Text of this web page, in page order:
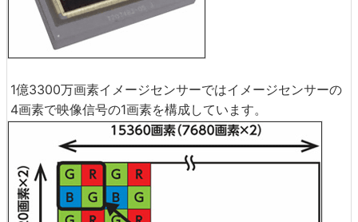
1億3300万画素イメージセンサーではイメージセンサーの
4画素で映像信号の1画素を構成しています。